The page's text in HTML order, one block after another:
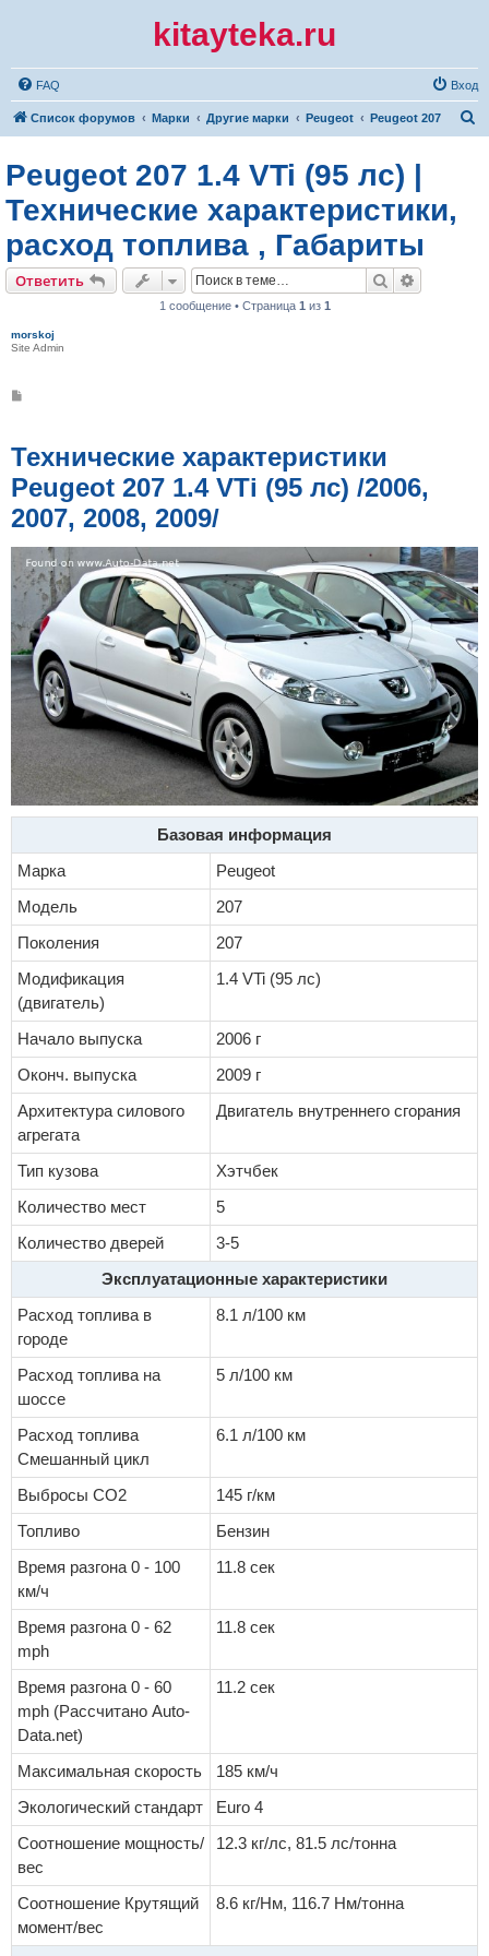
kitayteka.ru
FAQ Вход
Список форумов Марки Другие марки Peugeot Peugeot 207
Peugeot 207 1.4 VTi (95 лс) |
Технические характеристики,
расход топлива , Габариты
Ответить Поиск
1 сообщение • Страница 1 из 1
morskoj
Site Admin
щ
е
и
Технические характеристики
Peugeot 207 1.4 VTi (95 лс) /2006,
2007, 2008, 2009/
Базовая информация
Марка
Peugeot
Модель
207
Поколения
207
Модификация
(двигатель)
1.4 VTi (95 лс)
Начало выпуска
2006 г
Оконч. выпуска
2009 г
Архитектура силового
агрегата
Двигатель внутреннего сгорания
Тип кузова
Хэтчбек
Количество мест
5
Количество дверей
3-5
Эксплуатационные характеристики
Расход топлива в
городе
8.1 л/100 км
Расход топлива на
шоссе
5 л/100 км
Расход топлива
Смешанный цикл
6.1 л/100 км
Выбросы CO2
145 г/км
Топливо
Бензин
Время разгона 0 - 100
км/ч
11.8 сек
Время разгона 0 - 62
mph
11.8 сек
Время разгона 0 - 60
mph (Рассчитано Auto-
Data.net)
11.2 сек
Максимальная скорость
185 км/ч
Экологический стандарт
Euro 4
Соотношение мощность/
вес
12.3 кг/лс, 81.5 лс/тонна
Соотношение Крутящий
момент/вес
8.6 кг/Нм, 116.7 Нм/тонна